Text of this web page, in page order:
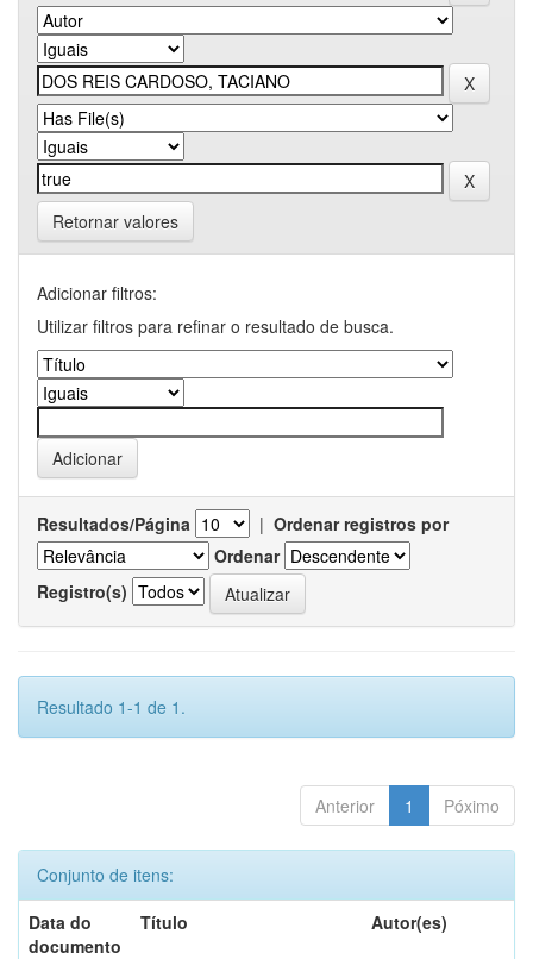
Retornar valores
Adicionar filtros:
Utilizar filtros para refinar o resultado de busca.
Resultados/Página | Ordenar registros por
Ordenar
Registro(s)
Resultado 1-1 de 1.
Anterior 1 Póximo
Conjunto de itens:
Data do
documento
Título Autor(es)